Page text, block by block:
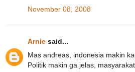
November 08, 2008
Arnie said...
Mas andreas, indonesia makin
Politik makin ga jelas,